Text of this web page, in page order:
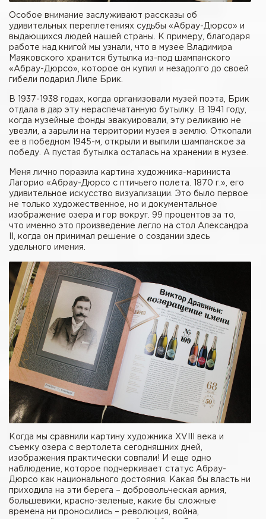
Особое внимание заслуживают рассказы об
удивительных переплетениях судьбы «Абрау-Дюрсо» и
выдающихся людей нашей страны. К примеру, благодаря
работе над книгой мы узнали, что в музее Владимира
Маяковского хранится бутылка из-под шампанского
«Абрау-Дюрсо», которое он купил и незадолго до своей
гибели подарил Лиле Брик.
В 1937-1938 годах, когда организовали музей поэта, Брик
отдала в дар эту нераспечатанную бутылку. В 1941 году,
когда музейные фонды эвакуировали, эту реликвию не
увезли, а зарыли на территории музея в землю. Откопали
ее в победном 1945-м, открыли и выпили шампанское за
победу. А пустая бутылка осталась на хранении в музее.
Меня лично поразила картина художника-мариниста
Лагорио «Абрау-Дюрсо с птичьего полета. 1870 г.», его
удивительное искусство визуализации. Это было первое
не только художественное, но и документальное
изображение озера и гор вокруг. 99 процентов за то,
что именно это произведение легло на стол Александра
II, когда он принимал решение о создании здесь
удельного имения.
Когда мы сравнили картину художника XVIII века и
съемку озера с вертолета сегодняшних дней,
изображения практически совпали! И еще одно
наблюдение, которое подчеркивает статус Абрау-
Дюрсо как национального достояния. Какая бы власть ни
приходила на эти берега – добровольческая армия,
большевики, красно-зеленые, какие бы сложные
времена ни проносились – революция, война,